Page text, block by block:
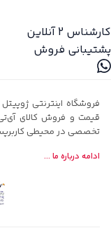
کارشناس 2
آنلاین
پشتیبانی فروش
فروشگاه اینترنتی
قیمت و فروش کالای
تخصصی در محیطی
ادامه درباره ما ...